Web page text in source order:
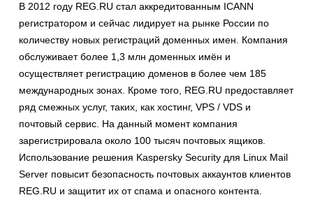
В 2012 году REG.RU стал аккредитованным ICANN
регистратором и сейчас лидирует на рынке России по
количеству новых регистраций доменных имен. Компания
обслуживает более 1,3 млн доменных имён и
осуществляет регистрацию доменов в более чем 185
международных зонах. Кроме того, REG.RU предоставляет
ряд смежных услуг, таких, как хостинг, VPS / VDS и
почтовый сервис. На данный момент компания
зарегистрировала около 100 тысяч почтовых ящиков.
Использование решения Kaspersky Security для Linux Mail
Server повысит безопасность почтовых аккаунтов клиентов
REG.RU и защитит их от спама и опасного контента.